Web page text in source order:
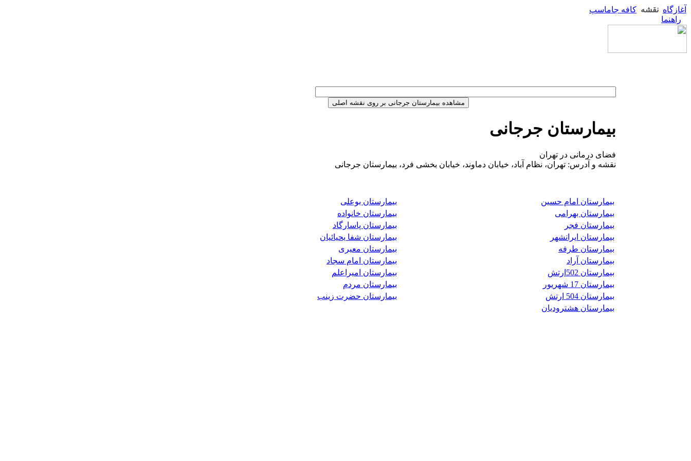
آغازگاه نقشه کافه جاماسپ
راهنما
بیمارستان جرجانی
فضای درمانی در تهران
نقشه و آدرس: تهران، نظام آباد، خیابان دماوند، خیابان بخشی فرد، بیمارستان جرجانی
بیمارستان امام حسین
بیمارستان بوعلی
بیمارستان بهرامی
بیمارستان خانواده
بیمارستان فجر
بیمارستان پاسارگاد
بیمارستان ایرانشهر
بیمارستان شفا یحیائیان
بیمارستان طرفه
بیمارستان معیری
بیمارستان آراد
بیمارستان امام سجاد
بیمارستان 502ارتش
بیمارستان امیراعلم
بیمارستان 17 شهریور
بیمارستان مردم
بیمارستان 504 ارتش
بیمارستان حضرت زینب
بیمارستان هشترودیان